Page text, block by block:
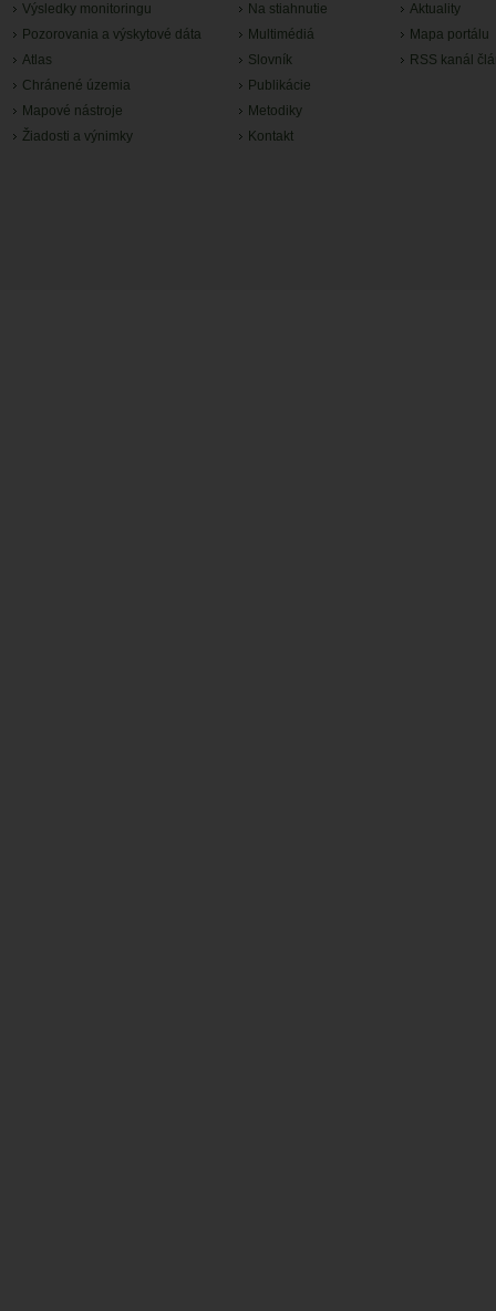
Výsledky monitoringu
Pozorovania a výskytové dáta
Atlas
Chránené územia
Mapové nástroje
Žiadosti a výnimky
Na stiahnutie
Multimédiá
Slovník
Publikácie
Metodiky
Kontakt
Aktuality
Mapa portálu
RSS kanál